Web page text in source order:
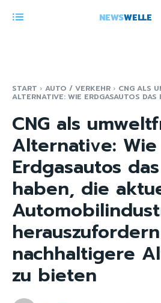
NEWSWELLE
START AUTO / VERKEHR CNG ALS
ALTERNATIVE: WIE ERDGASAUTOS DAS
CNG als
Alternative: Wie
Erdgasautos
haben, die
nachhaltigere
zu bieten